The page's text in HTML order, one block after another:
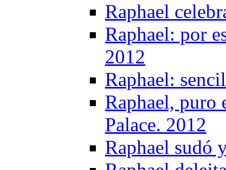
Raphael
Raphael: por
2012
Raphael:
Raphael, puro
Palace. 2012
Raphael sudó